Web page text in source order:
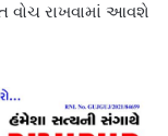
વોચ રાખવામાં આવશે